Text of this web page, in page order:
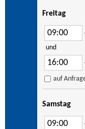
Freitag
und
auf
Samstag